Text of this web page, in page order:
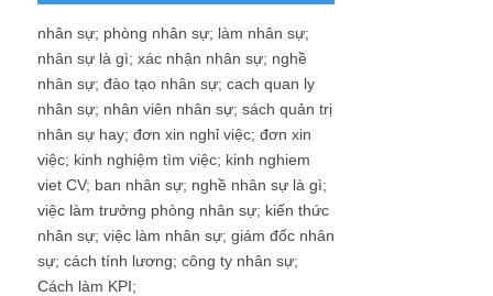
nhân sự; phòng nhân sự; làm nhân sự;
nhân sự là gì; xác nhận nhân sự; nghề
nhân sự; đào tạo nhân sự; cach quan ly
nhân sự; nhân viên nhân sự; sách quản trị
nhân sự hay; đơn xin nghỉ việc; đơn xin
việc; kinh nghiệm tìm việc; kinh nghiem
viet CV; ban nhân sự; nghề nhân sự là gì;
việc làm trưởng phòng nhân sự; kiến thức
nhân sự; việc làm nhân sự; giám đốc nhân
sự; cách tính lương; công ty nhân sự;
Cách làm KPI;